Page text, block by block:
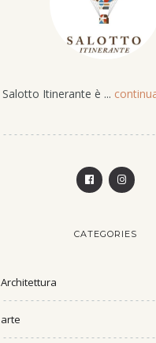
Salotto Itinerante è ...
CATEGORIES
Architettura
arte